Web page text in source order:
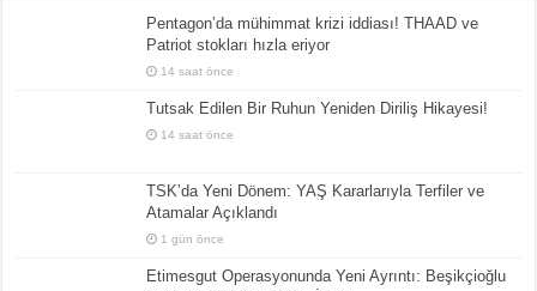
Pentagon’da mühimmat krizi iddiası! THAAD ve
Patriot stokları hızla eriyor
14 saat önce
Tutsak Edilen Bir Ruhun Yeniden Diriliş Hikayesi!
14 saat önce
TSK’da Yeni Dönem: YAŞ Kararlarıyla Terfiler ve
Atamalar Açıklandı
1 gün önce
Etimesgut Operasyonunda Yeni Ayrıntı: Beşikçioğlu